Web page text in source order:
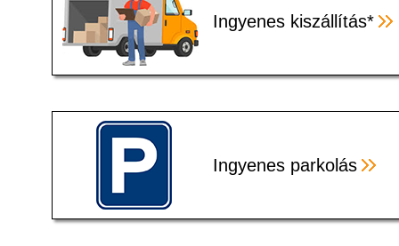
Ingyenes kiszállítás*
Ingyenes parkolás